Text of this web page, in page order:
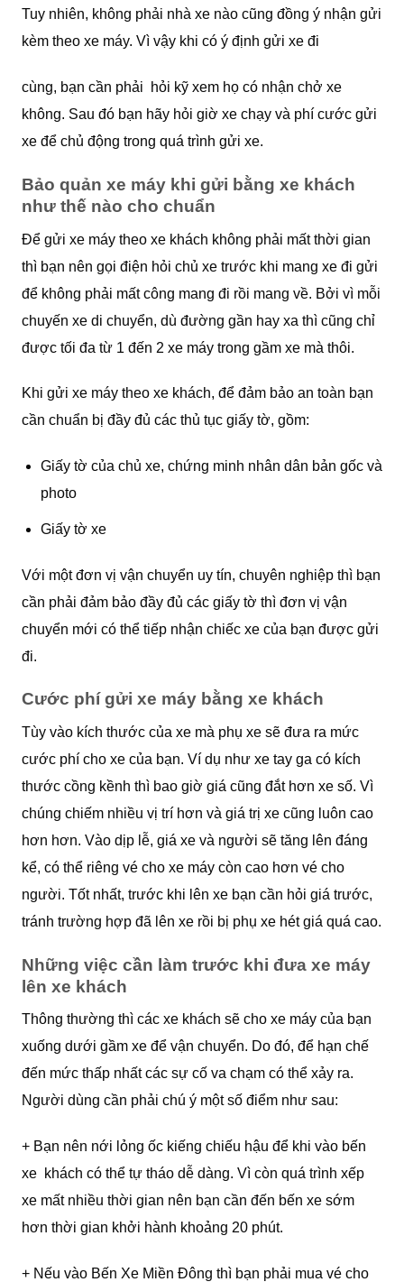
Tuy nhiên, không phải nhà xe nào cũng đồng ý nhận gửi
kèm theo xe máy. Vì vậy khi có ý định gửi xe đi
cùng, bạn cần phải hỏi kỹ xem họ có nhận chở xe
không. Sau đó bạn hãy hỏi giờ xe chạy và phí cước gửi
xe để chủ động trong quá trình gửi xe.
Bảo quản xe máy khi gửi bằng xe khách
như thế nào cho chuẩn
Để gửi xe máy theo xe khách không phải mất thời gian
thì bạn nên gọi điện hỏi chủ xe trước khi mang xe đi gửi
để không phải mất công mang đi rồi mang về. Bởi vì mỗi
chuyến xe di chuyển, dù đường gần hay xa thì cũng chỉ
được tối đa từ 1 đến 2 xe máy trong gầm xe mà thôi.
Khi gửi xe máy theo xe khách, để đảm bảo an toàn bạn
cần chuẩn bị đầy đủ các thủ tục giấy tờ, gồm:
Giấy tờ của chủ xe, chứng minh nhân dân bản gốc và
photo
Giấy tờ xe
Với một đơn vị vận chuyển uy tín, chuyên nghiệp thì bạn
cần phải đảm bảo đầy đủ các giấy tờ thì đơn vị vận
chuyển mới có thể tiếp nhận chiếc xe của bạn được gửi
đi.
Cước phí gửi xe máy bằng xe khách
Tùy vào kích thước của xe mà phụ xe sẽ đưa ra mức
cước phí cho xe của bạn. Ví dụ như xe tay ga có kích
thước cồng kềnh thì bao giờ giá cũng đắt hơn xe số. Vì
chúng chiếm nhiều vị trí hơn và giá trị xe cũng luôn cao
hơn hơn. Vào dịp lễ, giá xe và người sẽ tăng lên đáng
kể, có thể riêng vé cho xe máy còn cao hơn vé cho
người. Tốt nhất, trước khi lên xe bạn cần hỏi giá trước,
tránh trường hợp đã lên xe rồi bị phụ xe hét giá quá cao.
Những việc cần làm trước khi đưa xe máy
lên xe khách
Thông thường thì các xe khách sẽ cho xe máy của bạn
xuống dưới gầm xe để vận chuyển. Do đó, để hạn chế
đến mức thấp nhất các sự cố va chạm có thể xảy ra.
Người dùng cần phải chú ý một số điểm như sau:
+ Bạn nên nới lỏng ốc kiếng chiếu hậu để khi vào bến
xe khách có thể tự tháo dễ dàng. Vì còn quá trình xếp
xe mất nhiều thời gian nên bạn cần đến bến xe sớm
hơn thời gian khởi hành khoảng 20 phút.
+ Nếu vào Bến Xe Miền Đông thì bạn phải mua vé cho